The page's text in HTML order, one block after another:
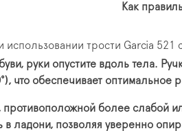
Как
трости Garcia
руки опустите вдоль тела.
что обеспечивает оптимальное
противоположной более слабой
ладони, позволяя уверенно